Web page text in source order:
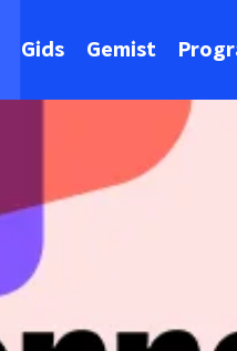
Gids Gemist